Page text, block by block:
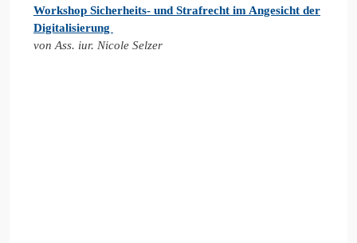
Workshop Sicherheits- und Strafrecht im Angesicht der
Digitalisierung
von Ass. iur. Nicole Selzer